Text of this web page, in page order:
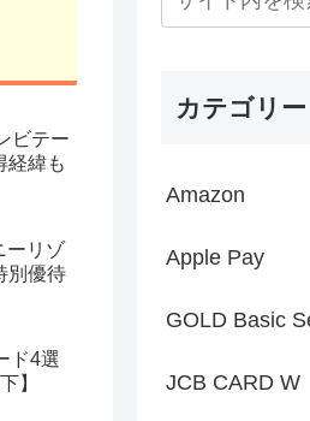
ビテー
経緯も
ーリゾ
別優待
ド4選
】
カテゴリー
Amazon
Apple Pay
GOLD Basic
JCB CARD W